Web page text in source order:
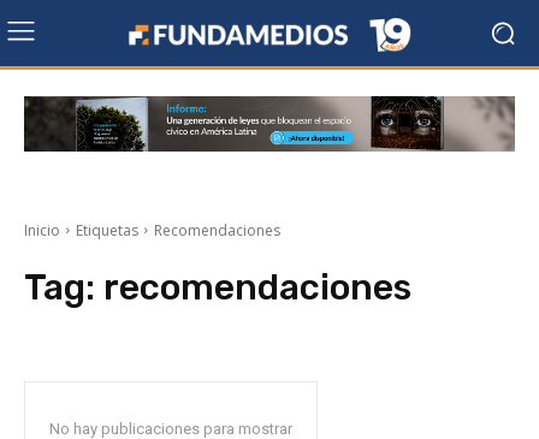
Inicio Etiquetas Recomendaciones
Tag: recomendaciones
No hay publicaciones para mostrar